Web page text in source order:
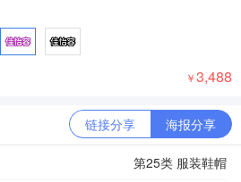
￥3,488
链接分享 海报分享
第25类 服装鞋帽